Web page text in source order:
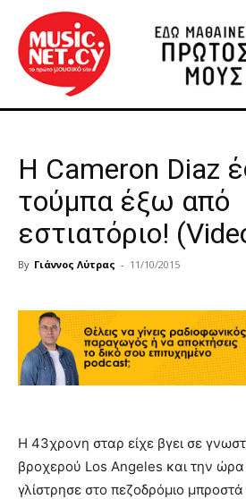
Η Cameron Diaz
τούμπα έξω από
εστιατόριο!
By Γιάννος Λύτρας - 11/10/2015
H 43χρονη σταρ είχε βγει σε
βροχερού Los Angeles και την
γλίστρησε στο πεζοδρόμιο